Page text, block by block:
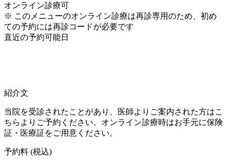
オンライン診療可
※ このメニューのオンライン診療は再診専用のため、初め
ての予約には再診コードが必要です
直近の予約可能日
紹介文
当院を受診されたことがあり、医師よりご案内された方はこ
ちらよりご予約ください。オンライン診療時はお手元に保険
証・医療証をご用意ください。
予約料 (税込)